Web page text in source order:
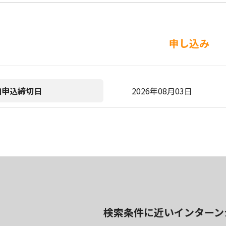
申し込み
込締切日 2026年08月03日
検索条件に近いインター